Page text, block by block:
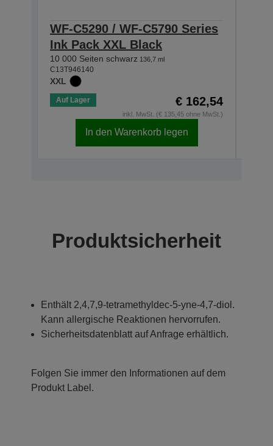
WF-C5290 / WF-C5790 Series
Ink Pack XXL Black
10 000 Seiten schwarz 136,7 ml
C13T946140
XXL
Auf Lager € 162,54
inkl. MwSt. (€ 135,45 ohne MwSt.)
In den Warenkorb legen
Produktsicherheit
Enthält 2,4,7,9-tetramethyldec-5-yne-4,7-diol.
Kann allergische Reaktionen hervorrufen.
Sicherheitsdatenblatt auf Anfrage erhältlich.
Folgen Sie immer den Informationen auf dem
Produkt Label.